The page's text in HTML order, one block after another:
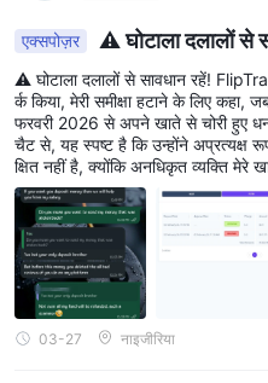
एक्सपोज़र ⚠️ घोटाला दलालों से
⚠️ घोटाला दलालों से सावधान रहें!
र्क किया, मेरी समीक्षा हटाने के लिए
फरवरी 2026 से अपने खाते से चोरी हुए
चैट से, यह स्पष्ट है कि उन्होंने अप्रत्यक्ष
क्षित नहीं है, क्योंकि अनधिकृत व्यक्ति
में सक्षम थे। वे अब केवल मेरी प्रारंभिक
कि मैं जोर देकर कहता हूं कि मेरे सभी चोरी
03-27 नाइजीरिया